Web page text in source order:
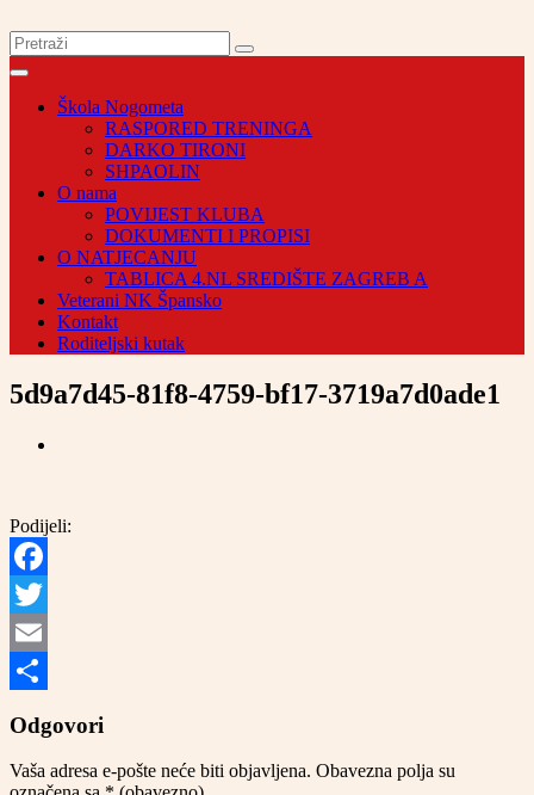
Škola Nogometa
RASPORED TRENINGA
DARKO TIRONI
SHPAOLIN
O nama
POVIJEST KLUBA
DOKUMENTI I PROPISI
O NATJECANJU
TABLICA 4.NL SREDIŠTE ZAGREB A
Veterani NK Špansko
Kontakt
Roditeljski kutak
5d9a7d45-81f8-4759-bf17-3719a7d0ade1
Podijeli:
Facebook
Twitter
Email
Odgovori
Vaša adresa e-pošte neće biti objavljena. Obavezna polja su